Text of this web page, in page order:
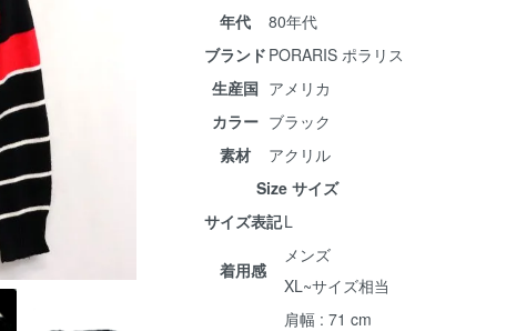
年代
80年代
ブランド PORARIS ポラリス
生産国 アメリカ
カラー ブラック
素材
アクリル
Size サイズ
サイズ表記L
着用感
メンズ
XL~サイズ相当
肩幅 : 71 cm